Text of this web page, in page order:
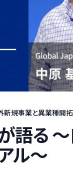
新規事業と異業種開
語る
ル〜